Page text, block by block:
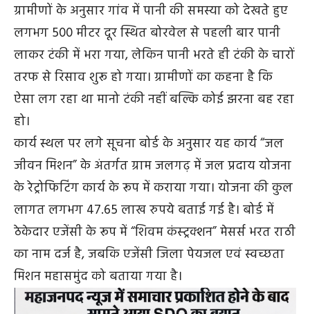
ग्रामीणों के अनुसार गांव में पानी की समस्या को देखते हुए
लगभग 500 मीटर दूर स्थित बोरवेल से पहली बार पानी
लाकर टंकी में भरा गया, लेकिन पानी भरते ही टंकी के चारों
तरफ से रिसाव शुरू हो गया। ग्रामीणों का कहना है कि
ऐसा लग रहा था मानो टंकी नहीं बल्कि कोई झरना बह रहा
हो।
कार्य स्थल पर लगे सूचना बोर्ड के अनुसार यह कार्य “जल
जीवन मिशन” के अंतर्गत ग्राम जलगढ़ में जल प्रदाय योजना
के रेट्रोफिटिंग कार्य के रूप में कराया गया। योजना की कुल
लागत लगभग 47.65 लाख रुपये बताई गई है। बोर्ड में
ठेकेदार एजेंसी के रूप में “शिवम कंस्ट्रक्शन” मेसर्स भरत राठी
का नाम दर्ज है, जबकि एजेंसी जिला पेयजल एवं स्वच्छता
मिशन महासमुंद को बताया गया है।